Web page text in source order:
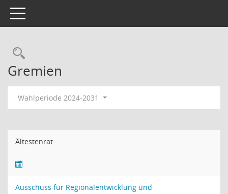
Toggle navigation
Rechercheauswahl
Gremien
Wahlperiode 2024-2031
Ältestenrat
Ausschuss für Regionalentwicklung und